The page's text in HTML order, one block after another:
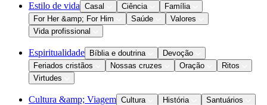
Estilo de vida Casal Ciência
Família
For Her &amp; For Him
Saúde
Valores
Vida profissional
Espiritualidade Bíblia e doutrina
Devoção
Feriados cristãos
Nossas cruzes Oração
Ritos
Virtudes
Cultura &amp; Viagem Cultura História
Santuários